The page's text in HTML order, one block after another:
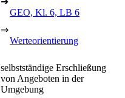
GEO, Kl. 6, LB 6
⇒
Werteorientierung
selbstständige Erschließung
von Angeboten in der
Umgebung